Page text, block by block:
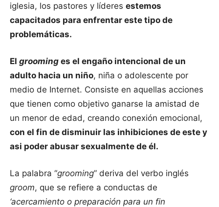
iglesia, los pastores y líderes estemos
capacitados para enfrentar este tipo de
problemáticas.
El grooming es el engaño intencional de un
adulto hacia un niño, niña o adolescente por
medio de Internet. Consiste en aquellas acciones
que tienen como objetivo ganarse la amistad de
un menor de edad, creando conexión emocional,
con el fin de disminuir las inhibiciones de este y
asi poder abusar sexualmente de él.
La palabra “grooming” deriva del verbo inglés
groom, que se refiere a conductas de
‘acercamiento o preparación para un fin